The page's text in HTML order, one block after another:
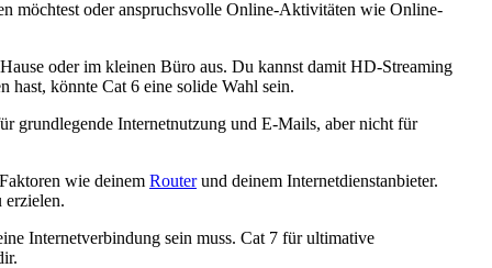
möchtest oder anspruchsvolle Online-Aktivitäten wie Online-
oder im kleinen Büro aus. Du kannst damit HD-Streaming
hast, könnte Cat 6 eine solide Wahl sein.
grundlegende Internetnutzung und E-Mails, aber nicht für
wie deinem Routerund deinem Internetdienstanbieter.
erzielen.
Internetverbindung sein muss. Cat 7 für ultimative